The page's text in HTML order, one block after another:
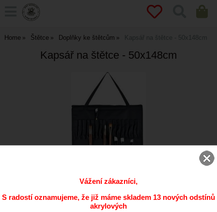
Home Štětce Doplňky ke štětcům Kapsář na štětce - 50x148cm
Kapsář na štětce - 50x148cm
Vážení zákazníci,
S radostí oznamujeme, že již máme skladem 13 nových odstínů
akrylových